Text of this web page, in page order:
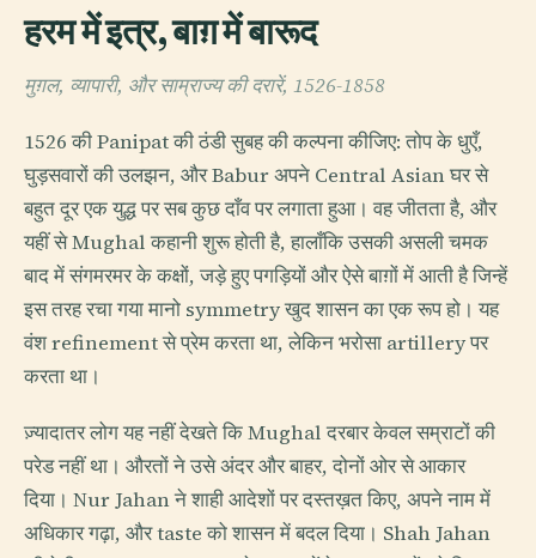
हरम में इत्र, बाग़ में बारूद
मुग़ल, व्यापारी, और साम्राज्य की दरारें, 1526-1858
1526 की Panipat की ठंडी सुबह की कल्पना कीजिए: तोप के धुएँ,
घुड़सवारों की उलझन, और Babur अपने Central Asian घर से
बहुत दूर एक युद्ध पर सब कुछ दाँव पर लगाता हुआ। वह जीतता है, और
यहीं से Mughal कहानी शुरू होती है, हालाँकि उसकी असली चमक
बाद में संगमरमर के कक्षों, जड़े हुए पगड़ियों और ऐसे बाग़ों में आती है जिन्हें
इस तरह रचा गया मानो symmetry खुद शासन का एक रूप हो। यह
वंश refinement से प्रेम करता था, लेकिन भरोसा artillery पर
करता था।
ज़्यादातर लोग यह नहीं देखते कि Mughal दरबार केवल सम्राटों की
परेड नहीं था। औरतों ने उसे अंदर और बाहर, दोनों ओर से आकार
दिया। Nur Jahan ने शाही आदेशों पर दस्तख़त किए, अपने नाम में
अधिकार गढ़ा, और taste को शासन में बदल दिया। Shah Jahan